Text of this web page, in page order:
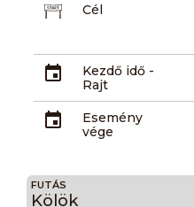
Cél
Kezdő idő -
Rajt
Esemény
vége
FUTÁS
Kölök